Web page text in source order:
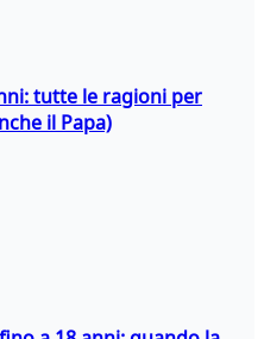
tutte le ragioni per
il Papa)